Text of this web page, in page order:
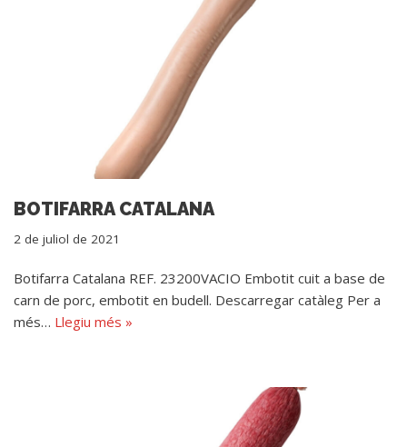
BOTIFARRA CATALANA
2 de juliol de 2021
Botifarra Catalana REF. 23200VACIO Embotit cuit a base de
carn de porc, embotit en budell. Descarregar catàleg Per a
més… Llegiu més »